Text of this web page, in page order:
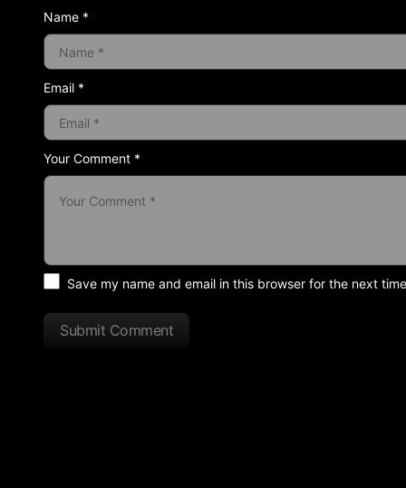
Your Comment *
Name *
Email *
Save my name and email in this browser for the next
Submit Comment